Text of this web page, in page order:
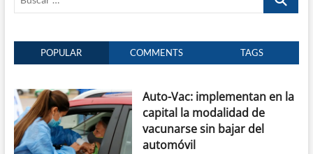
POPULAR COMMENTS TAGS
Auto-Vac: implementan en la
capital la modalidad de
vacunarse sin bajar del
automóvil